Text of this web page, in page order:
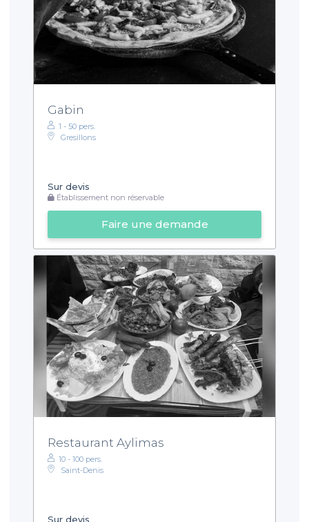
Gabin
1 - 50 pers.
Gresillons
Sur devis
Établissement non réservable
Faire une demande
Restaurant Aylimas
10 - 100 pers.
Saint-Denis
Sur devis